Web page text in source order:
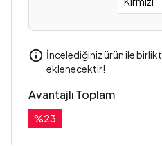
İncelediğiniz ürün ile
eklenecektir!
Avantajlı Toplam
%23